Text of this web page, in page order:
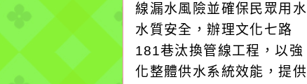
線漏水風險並確保民眾用水
水質安全，辦理文化七路
181巷汰換管線工程，以強
化整體供水系統效能，提供